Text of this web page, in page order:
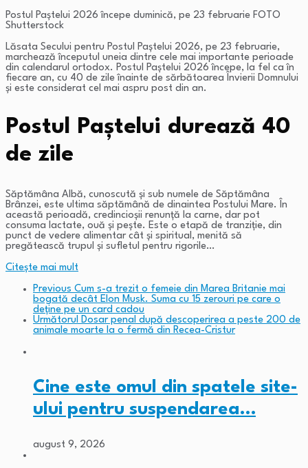
Postul Paștelui 2026 începe duminică, pe 23 februarie FOTO
Shutterstock
Lăsata Secului pentru Postul Paştelui 2026, pe 23 februarie,
marchează începutul uneia dintre cele mai importante perioade
din calendarul ortodox. Postul Paștelui 2026 începe, la fel ca în
fiecare an, cu 40 de zile înainte de sărbătoarea Învierii Domnului
și este considerat cel mai aspru post din an.
Postul Paștelui durează 40
de zile
Săptămâna Albă, cunoscută și sub numele de Săptămâna
Brânzei, este ultima săptămână de dinaintea Postului Mare. În
această perioadă, credincioșii renunță la carne, dar pot
consuma lactate, ouă și pește. Este o etapă de tranziție, din
punct de vedere alimentar cât și spiritual, menită să
pregătească trupul și sufletul pentru rigorile…
Citeşte mai mult
Previous Cum s-a trezit o femeie din Marea Britanie mai
bogată decât Elon Musk. Suma cu 15 zerouri pe care o
deține pe un card cadou
Următorul Dosar penal după descoperirea a peste 200 de
animale moarte la o fermă din Recea-Cristur
Cine este omul din spatele site-
ului pentru suspendarea…
august 9, 2026